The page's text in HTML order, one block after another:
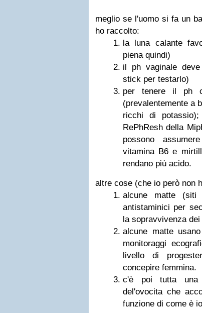
meglio se l'uomo si fa un
ho raccolto:
la luna calante
piena quindi)
il ph vaginale
stick per testarlo)
per tenere il ph
(prevalentemente a
ricchi di
RePhResh della
possono
vitamina B6 e
rendano più acido.
altre cose (che io però non
alcune matte (siti
antistaminici per
la sopravvivenza
alcune matte
monitoraggi
livello di
concepire femmina.
c'è poi tutta una
del'ovocita che
funzione di come è